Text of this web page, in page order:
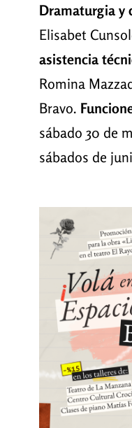
Dramaturgia y
Elisabet
asistencia
Romina
Bravo.
sábado 30 de
sábados de